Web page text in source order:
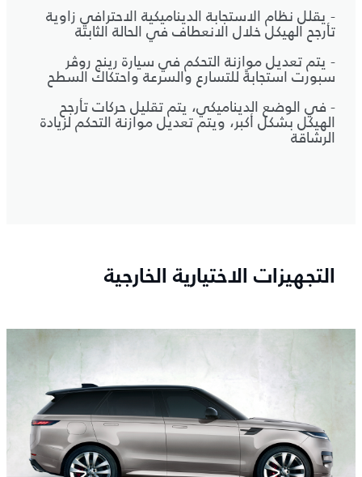
- يقلل نظام الاستجابة الديناميكية الاحترافي زاوية
تأرجح الهيكل خلال الانعطاف في الحالة الثابتة
- يتم تعديل موازنة التحكم في سيارة رينج روڤر
سبورت استجابةً للتسارع والسرعة واحتكاك السطح
- في الوضع الديناميكي، يتم تقليل حركات تأرجح
الهيكل بشكل أكبر، ويتم تعديل موازنة التحكم لزيادة
الرشاقة
التجهيزات الاختيارية الخارجية